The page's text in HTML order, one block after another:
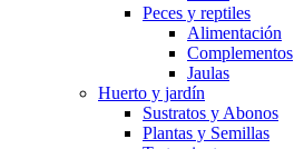
Peces y reptiles
Alimentación
Complementos
Jaulas
Huerto y jardín
Sustratos y Abonos
Plantas y Semillas